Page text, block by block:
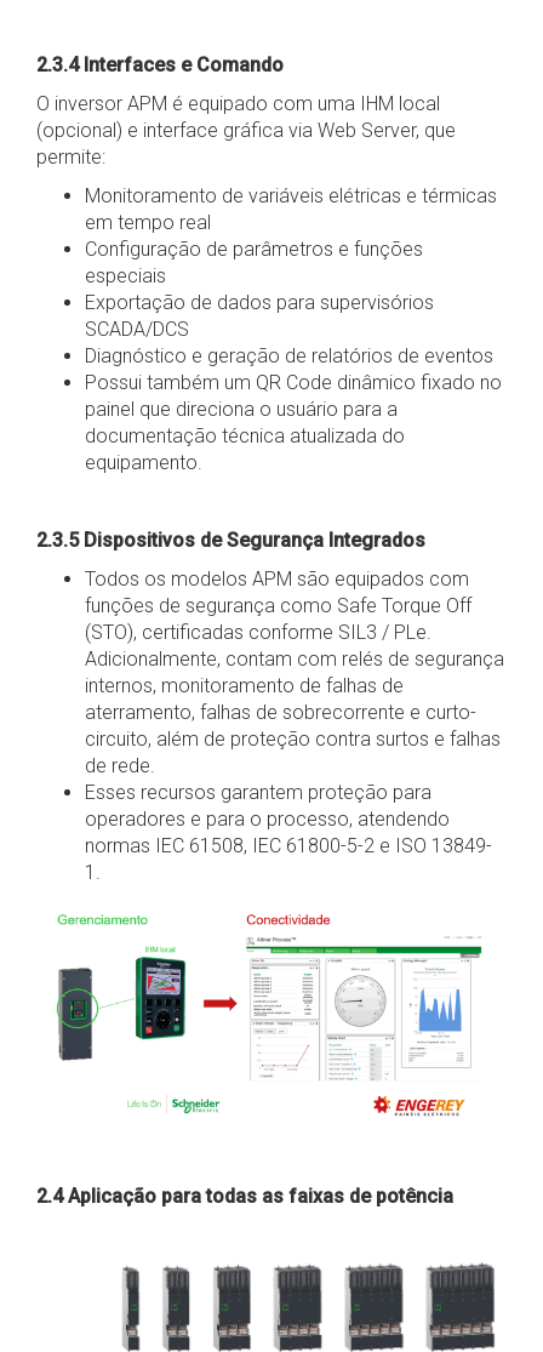
2.3.4 Interfaces e Comando
O inversor APM é equipado com uma IHM local
(opcional) e interface gráfica via Web Server, que
permite:
Monitoramento de variáveis elétricas e térmicas
em tempo real
Configuração de parâmetros e funções
especiais
Exportação de dados para supervisórios
SCADA/DCS
Diagnóstico e geração de relatórios de eventos
Possui também um QR Code dinâmico fixado no
painel que direciona o usuário para a
documentação técnica atualizada do
equipamento.
2.3.5 Dispositivos de Segurança Integrados
Todos os modelos APM são equipados com
funções de segurança como Safe Torque Off
(STO), certificadas conforme SIL3 / PLe.
Adicionalmente, contam com relés de segurança
internos, monitoramento de falhas de
aterramento, falhas de sobrecorrente e curto-
circuito, além de proteção contra surtos e falhas
de rede.
Esses recursos garantem proteção para
operadores e para o processo, atendendo
normas IEC 61508, IEC 61800-5-2 e ISO 13849-
1.
2.4 Aplicação para todas as faixas de potência